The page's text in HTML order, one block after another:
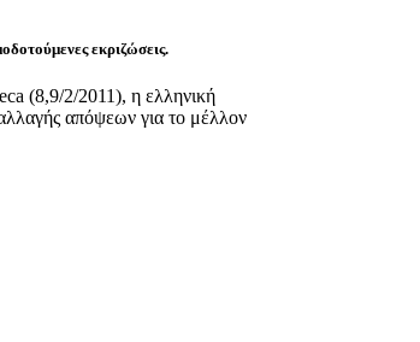
εκριζώσεις.
(8,9/2/2011), η ελληνική
απόψεων για το μέλλον